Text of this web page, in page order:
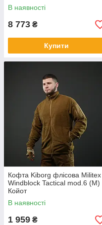
В наявності
8 773 ₴
Купити
Кофта Kiborg флісова Militex
Windblock Tactical mod.6 (M)
Койот
В наявності
1 959 ₴